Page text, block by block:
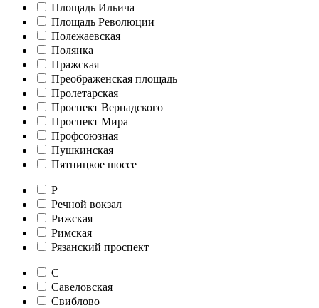
Площадь Ильича
Площадь Революции
Полежаевская
Полянка
Пражская
Преображенская площадь
Пролетарская
Проспект Вернадского
Проспект Мира
Профсоюзная
Пушкинская
Пятницкое шоссе
Р
Речной вокзал
Рижская
Римская
Рязанский проспект
С
Савеловская
Свиблово